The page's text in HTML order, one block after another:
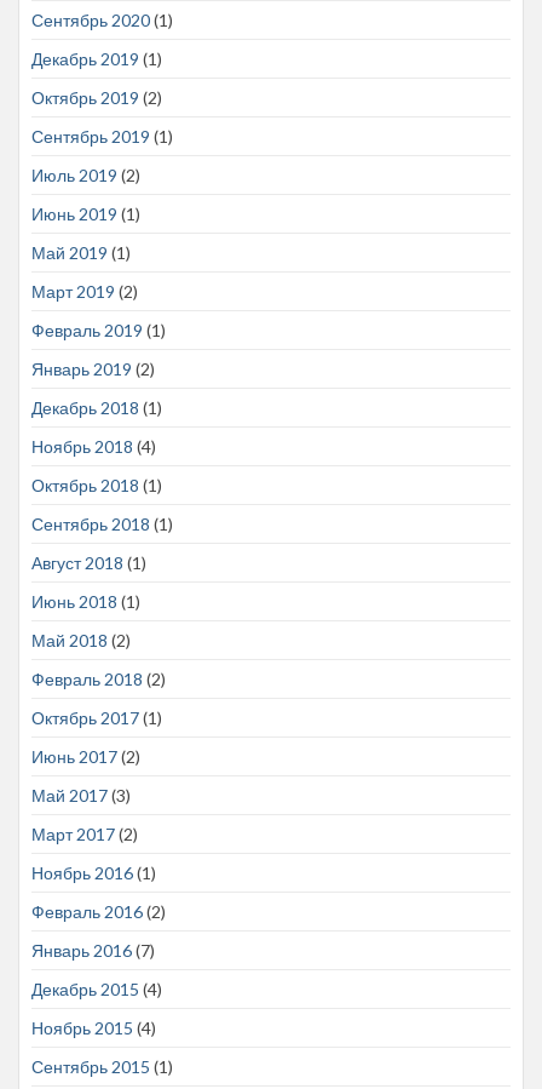
Сентябрь 2020(1)
Декабрь 2019 (1)
Октябрь 2019 (2)
Сентябрь 2019 (1)
Июль 2019 (2)
Июнь 2019 (1)
Май 2019 (1)
Март 2019 (2)
Февраль 2019 (1)
Январь 2019 (2)
Декабрь 2018 (1)
Ноябрь 2018 (4)
Октябрь 2018 (1)
Сентябрь 2018 (1)
Август 2018 (1)
Июнь 2018 (1)
Май 2018 (2)
Февраль 2018 (2)
Октябрь 2017(1)
Июнь 2017(2)
Май 2017(3)
Март 2017(2)
Ноябрь 2016(1)
Февраль 2016(2)
Январь 2016(7)
Декабрь 2015 (4)
Ноябрь 2015 (4)
Сентябрь 2015 (1)